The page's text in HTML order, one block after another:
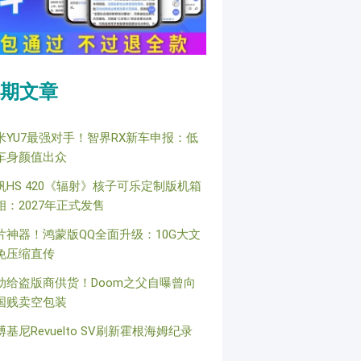
文章
YU7最强对手！智界RX新车申报：低
身颜值出众
HS 420《辐射》核子可乐定制版机箱
：2027年正式发售
神器！鸿蒙版QQ全面升级：10G大文
压缩直传
给盗版商供货！Doom之父自曝曾向
贱卖空包装
基尼Revuelto SV刷新霍根海姆纪录